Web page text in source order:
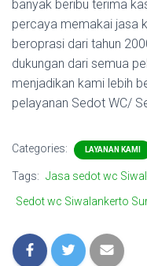
banyak beribu terima
percaya memakai jasa
beroprasi dari tahun
dukungan dari semua
menjadikan kami lebih
pelayanan Sedot WC/
Categories: LAYANAN KAMI
Tags: Jasa sedot wc
Sedot wc Siwalankerto